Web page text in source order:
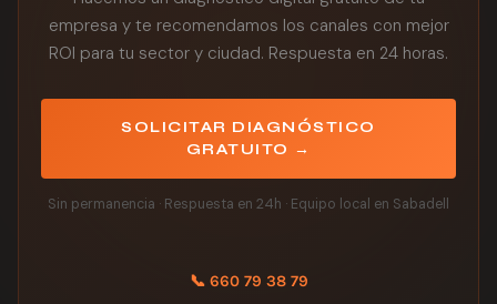
empresa y te recomendamos los canales con mejor
ROI para tu sector y ciudad. Respuesta en 24 horas.
SOLICITAR DIAGNÓSTICO
GRATUITO →
Sin permanencia · Respuesta en 24h · Equipo local en Sabadell
📞 660 79 38 79